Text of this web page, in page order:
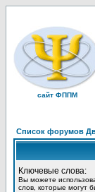
сайт ФППМ
Список форумов
Ключевые слова:
Вы можете
слов, которые могут